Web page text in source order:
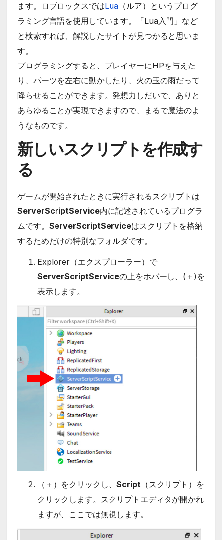
ます。ロブロックスではLua （ルア）というプログ
ラミング言語を使用しています。「Lua入門」など
と検索すれば、解説したサイトが見つかると思いま
す。
プログラミングすると、プレイヤーにHPを与えた
り、パーツを左右に動かしたり、火の玉の雨だって
降らせることができます。発想力しだいで、ありと
あらゆることが実現できますので、まるで魔法のよ
うなものです。
新しいスクリプトを作成す
る
ゲームが開始されたときに実行されるスクリプトは
ServerScriptService内に記述されているプログラ
ムです。 ServerScriptServiceはスクリプトを格納
するためだけの特別なフォルダです。
Explorer（エクスプローラー）で
ServerScriptServiceの上をホバーし、(＋)を
表示します。
（＋）をクリックし、 Script （スクリプト）を
クリックします。スクリプトエディタが開かれ
ますが、ここでは無視します。